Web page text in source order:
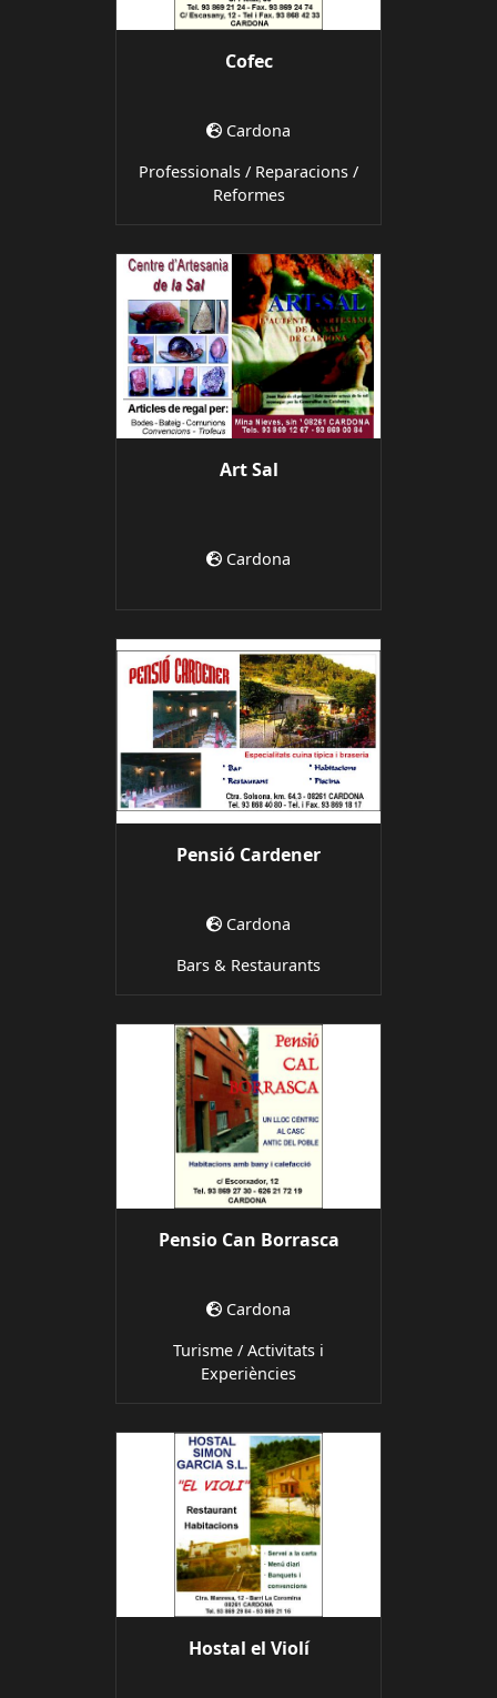
Cofec
Cardona
Professionals / Reparacions /
Reformes
Art Sal
Cardona
Pensió Cardener
Cardona
Bars & Restaurants
Pensio Can Borrasca
Cardona
Turisme / Activitats i
Experiències
Hostal el Violí